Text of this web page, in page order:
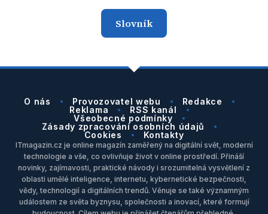
Slovník
O nás Provozovatel webu
Redakce
Reklama
RSS kanál
Všeobecné podmínky
Zásady zpracování osobních údajů
Cookies
Kontakty
ITmagazin.cz je online magazín zaměřený na digitální svět, moderní
technologie a vše, co ovlivňuje život v online prostředí. Přináší
novinky, zajímavosti, praktické návody i srozumitelná vysvětlení z
oblasti umělé inteligence, internetu, kybernetické bezpečnosti,
vědy, technologií a digitálních trendů. Věnuje se také významným
událostem ze světa byznysu, společnosti a inovací, které formují